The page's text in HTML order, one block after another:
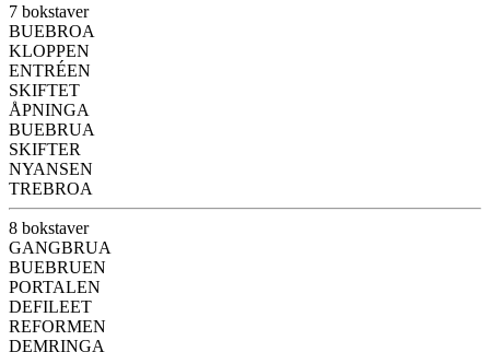
7 bokstaver
BUEBROA
KLOPPEN
ENTRÉEN
SKIFTET
ÅPNINGA
BUEBRUA
SKIFTER
NYANSEN
TREBROA
8 bokstaver
GANGBRUA
BUEBRUEN
PORTALEN
DEFILEET
REFORMEN
DEMRINGA